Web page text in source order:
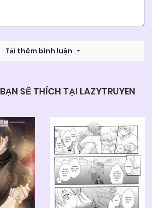
Tải thêm bình luận
SẼ THÍCH TẠI LAZYTRUYEN